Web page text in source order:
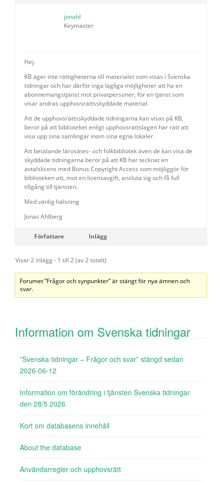
jonahl
Keymaster
Hej.
KB äger inte rättigheterna till materialet som visas i Svenska
tidningar och har därför inga lagliga möjligheter att ha en
abonnemangstjänst mot privatpersoner, för en tjänst som
visar andras upphovsrättsskyddade material.
Att de upphovsrättsskyddade tidningarna kan visas på KB,
beror på att biblioteket enligt upphovsrättslagen har rätt att
visa upp sina samlingar inom sina egna lokaler.
Att betalande lärosätes- och folkbibliotek även de kan visa de
skyddade tidningarna beror på att KB har tecknat en
avtalslicens med Bonus Copyright Access som möjliggör för
biblioteken att, mot en licensavgift, ansluta sig och få full
tillgång till tjänsten.
Med vänlig hälsning
Jonas Ahlberg
Författare Inlägg
Visar 2 inlägg - 1 till 2 (av 2 totalt)
Forumet ”Frågor och synpunkter” är stängt för nya ämnen och
svar.
Information om Svenska tidningar
”Svenska tidningar – Frågor och svar” stängd sedan
2026-06-12
Information om förändring i tjänsten Svenska tidningar
den 28/5 2026
Kort om databasens innehåll
About the database
Användarregler och upphovsrätt